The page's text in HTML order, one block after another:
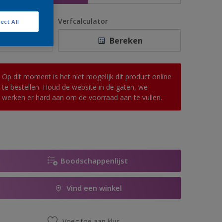
Verfcalculator
Bereken
Op dit moment is het niet mogelijk dit product online
te bestellen. Houd de website in de gaten, we
werken er hard aan om de voorraad aan te vullen.
Boodschappenlijst
Vind een winkel
All